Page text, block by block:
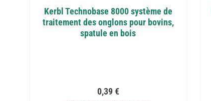
Kerbl Technobase 8000 système de
traitement des onglons pour bovins,
spatule en bois
Prix régulier :
0,39 €